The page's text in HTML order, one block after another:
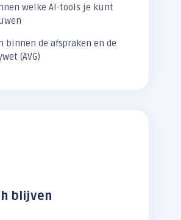
welke AI-tools je kunt
binnen de afspraken en de
(AVG)
blijven